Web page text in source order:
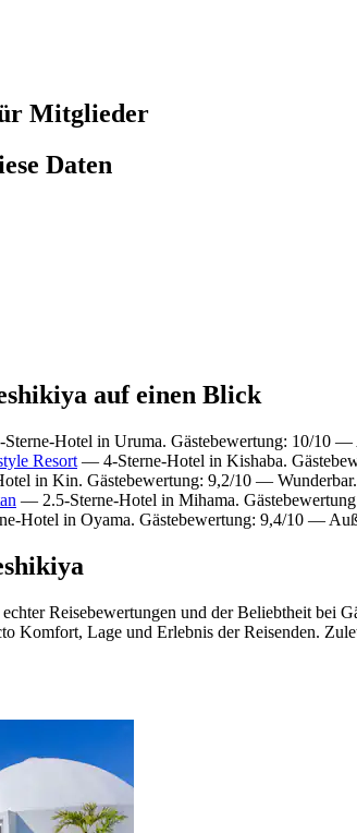
Mitglieder
Daten
auf einen Blick
Hotel in Uruma. Gästebewertung: 10/10 —
Resort — 4-Sterne-Hotel in Kishaba.
in Kin. Gästebewertung: 9,2/10 — Wunderbar.
— 2.5-Sterne-Hotel in Mihama.
Hotel in Oyama. Gästebewertung: 9,4/10 —
Reisebewertungen und der Beliebtheit bei
Komfort, Lage und Erlebnis der Reisenden.